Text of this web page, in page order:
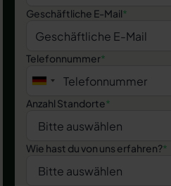
Geschäftliche E-Mail*
Telefonnummer*
Anzahl Standorte*
Wie hast du von uns erfahren?*